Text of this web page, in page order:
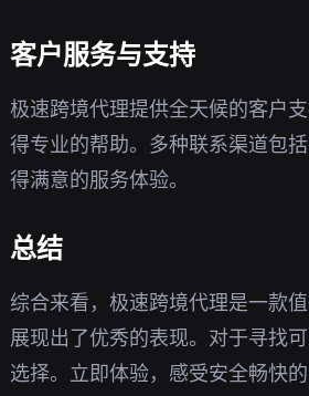
客户服务与支持
极速跨境代理提供全天候的客户
得专业的帮助。多种联系渠道包
得满意的服务体验。
总结
综合来看，极速跨境代理是一款
展现出了优秀的表现。对于寻找
选择。立即体验，感受安全畅快的